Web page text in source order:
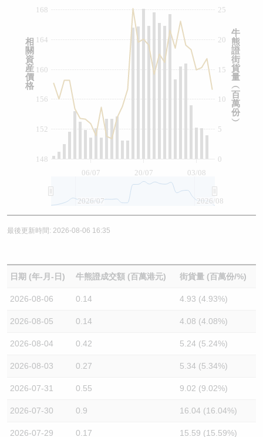
06/07 20/07 03/08
0
5
10
15
20
25
148
152
156
160
164
168
2026/07 2026/08
牛
熊
證
街
貨
量
︵
百
萬
份
︶
相
關
資
産
價
格
最後更新時間: 2026-08-06 16:35
日期 (年-月-日) 牛熊證成交額 (百萬港元) 街貨量 (百萬份/%)
2026-08-06 0.14 4.93 (4.93%)
2026-08-05 0.14 4.08 (4.08%)
2026-08-04 0.42 5.24 (5.24%)
2026-08-03 0.27 5.34 (5.34%)
2026-07-31 0.55 9.02 (9.02%)
2026-07-30 0.9 16.04 (16.04%)
2026-07-29 0.17 15.59 (15.59%)
牛熊證文件及公告 (瑞信)
收市競價變化